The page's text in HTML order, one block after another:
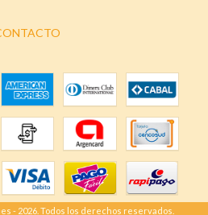
- 2026. Todos los derechos reservados.